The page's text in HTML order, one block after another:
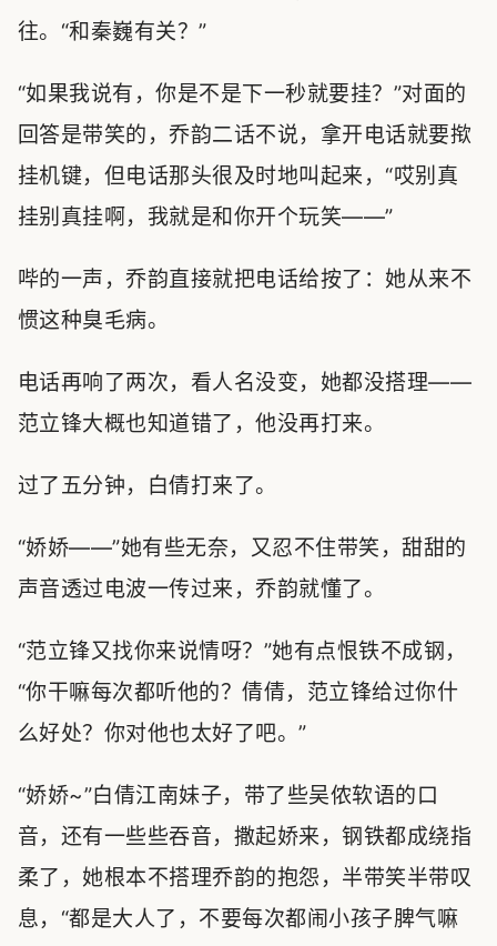
往。“和秦巍有关？”
“如果我说有，你是不是下一秒就要挂？”对面的
回答是带笑的，乔韵二话不说，拿开电话就要揿
挂机键，但电话那头很及时地叫起来，“哎别真
挂别真挂啊，我就是和你开个玩笑——”
哔的一声，乔韵直接就把电话给按了：她从来不
惯这种臭毛病。
电话再响了两次，看人名没变，她都没搭理——
范立锋大概也知道错了，他没再打来。
过了五分钟，白倩打来了。
“娇娇——”她有些无奈，又忍不住带笑，甜甜的
声音透过电波一传过来，乔韵就懂了。
“范立锋又找你来说情呀？”她有点恨铁不成钢，
“你干嘛每次都听他的？倩倩，范立锋给过你什
么好处？你对他也太好了吧。”
“娇娇~”白倩江南妹子，带了些吴侬软语的口
音，还有一些些吞音，撒起娇来，钢铁都成绕指
柔了，她根本不搭理乔韵的抱怨，半带笑半带叹
息，“都是大人了，不要每次都闹小孩子脾气嘛